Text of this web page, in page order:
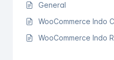
General
WooCommerce Indo
WooCommerce Indo